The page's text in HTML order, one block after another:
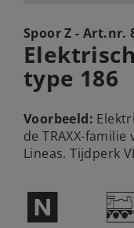
Spoor Z - Art.nr.
type 186
Voorbeeld:
de TRAXX-
Lineas. Tijdperk
$ /